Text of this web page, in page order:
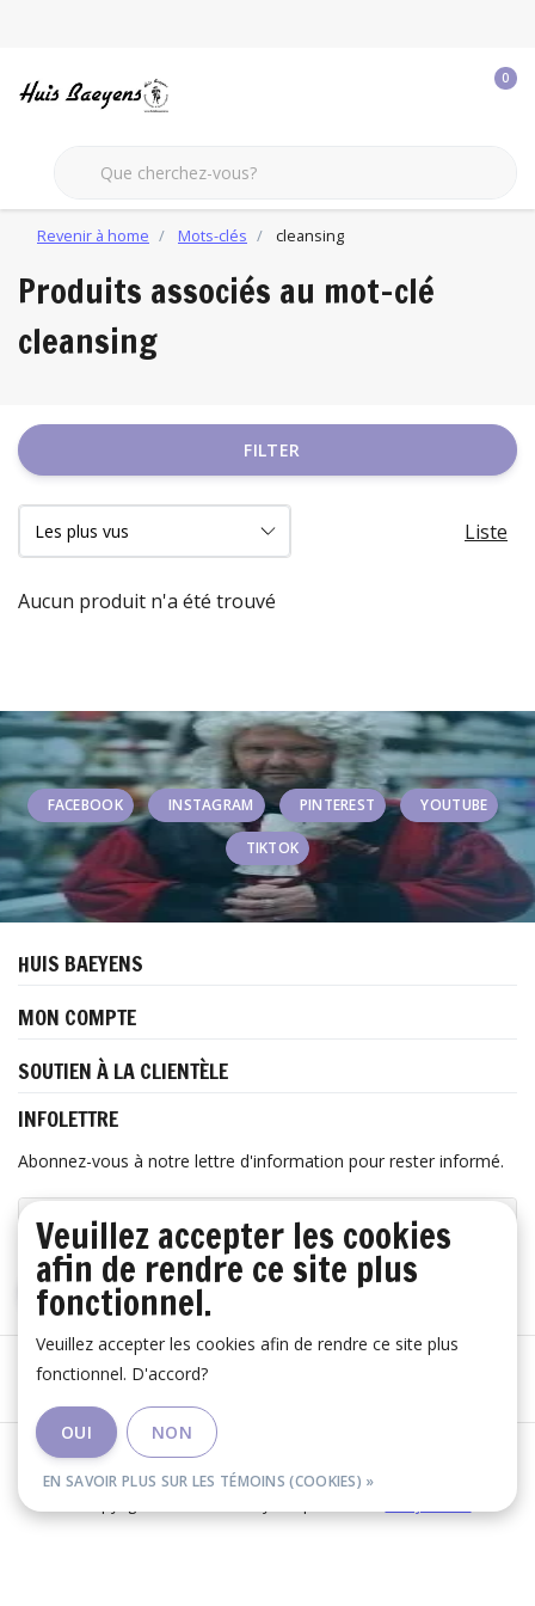
0
Revenir à home Mots-clés cleansing
Produits associés au mot-clé
cleansing
FILTER
Liste
Aucun produit n'a été trouvé
FACEBOOK INSTAGRAM PINTEREST YOUTUBE
TIKTOK
HUIS BAEYENS
MON COMPTE
SOUTIEN À LA CLIENTÈLE
INFOLETTRE
Abonnez-vous à notre lettre d'information pour rester informé.
S'ABONNER
Les conditions générales
Veuillez accepter les cookies
afin de rendre ce site plus
fonctionnel.
Veuillez accepter les cookies afin de rendre ce site plus
fonctionnel. D'accord?
OUI NON
EN SAVOIR PLUS SUR LES TÉMOINS (COOKIES) »